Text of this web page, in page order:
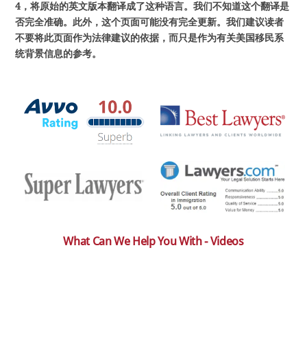
4，将原始的英文版本翻译成了这种语言。我们不知道这个翻译是
否完全准确。此外，这个页面可能没有完全更新。我们建议读者
不要将此页面作为法律建议的依据，而只是作为有关美国移民系
统背景信息的参考。
What Can We Help You With - Videos